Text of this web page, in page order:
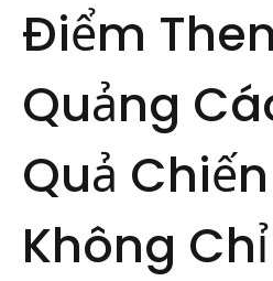
Điểm
Quảng
Quả
Không